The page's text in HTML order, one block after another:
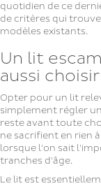
quotidien de ce
de critères qui
modèles existants.
Un lit
aussi
Opter pour un lit
simplement régler
reste avant toute
ne sacrifient en rien
lorsque l'on sait
tranches d'âge.
Le lit est